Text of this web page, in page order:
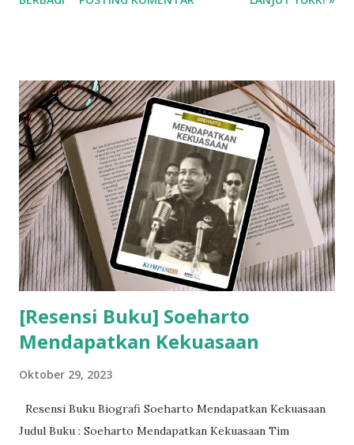
[Resensi Buku] Soeharto
Mendapatkan Kekuasaan
Oktober 29, 2023
Resensi Buku Biografi Soeharto Mendapatkan Kekuasaan
Judul Buku : Soeharto Mendapatkan Kekuasaan Tim